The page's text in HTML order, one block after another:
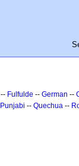
-- Fulfulde -- German --
Punjabi -- Quechua --